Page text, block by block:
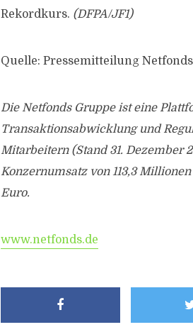
Rekordkurs. (DFPA/JF1)
Quelle: Pressemitteilung Netfonds
Die Netfonds Gruppe ist eine
Transaktionsabwicklung und
Mitarbeitern (Stand 31. Dezember
Konzernumsatz von 113,3
Euro.
www.netfonds.de